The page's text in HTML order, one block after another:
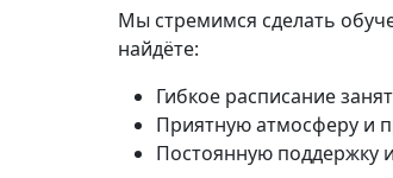
Мы стремимся сделать
найдёте:
Гибкое расписание
Приятную атмосферу и
Постоянную поддержку